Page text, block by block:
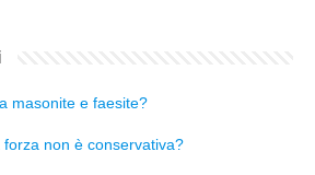
masonite e faesite?
non è conservativa?